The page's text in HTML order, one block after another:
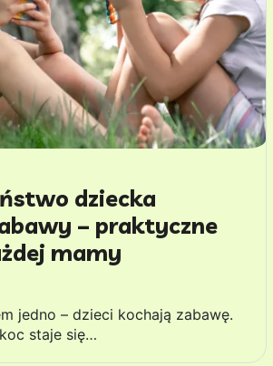
dziecka
– praktyczne
mamy
jedno – dzieci kochają zabawę.
staje się…